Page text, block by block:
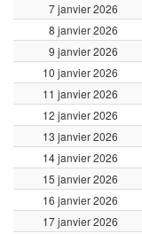
7 janvier 2026
8 janvier 2026
9 janvier 2026
10 janvier 2026
11 janvier 2026
12 janvier 2026
13 janvier 2026
14 janvier 2026
15 janvier 2026
16 janvier 2026
17 janvier 2026